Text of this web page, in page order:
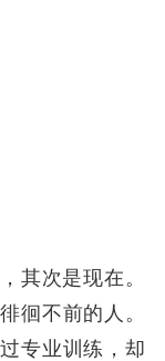
其次是现在。
徊不前的人。
专业训练，却